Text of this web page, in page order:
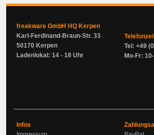
freakware GmbH HQ Kerpen
Karl-Ferdinand-Braun-Str. 33
50170 Kerpen
Ladenlokal: 14 - 18 Uhr
Tel: +49
Mo-Fr:
Infos